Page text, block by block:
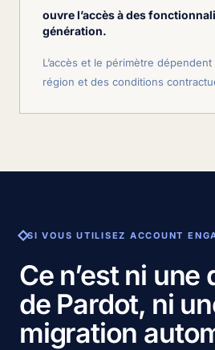
ouvre l’accès à des
génération.
L’accès et le périmètre
région et des conditions
SI VOUS UTILISEZ ACCOUNT
Ce n’est ni
de Pardot, ni
migration